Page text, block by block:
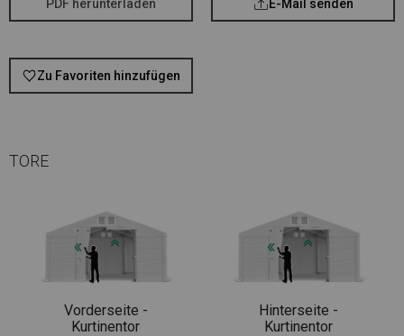
PDF herunterladen E-Mail senden
Zu Favoriten hinzufügen
TORE
Vorderseite -
Kurtinentor
Hinterseite -
Kurtinentor